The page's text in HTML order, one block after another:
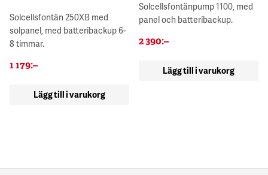
Solcellsfontän 250XB med
solpanel, med batteribackup 6-
8 timmar.
1 179:–
Lägg till i varukorg
Solcellsfontänpump 1100, med
panel och batteribackup.
2 390:–
Lägg till i varukorg